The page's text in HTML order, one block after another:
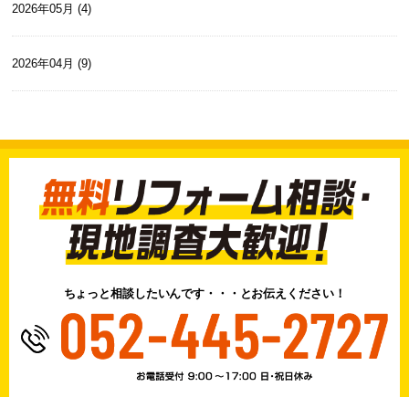
2026年05月 (4)
2026年04月 (9)
ちょっと相談したいんです・・・とお伝えください！